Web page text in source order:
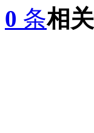
0 条相